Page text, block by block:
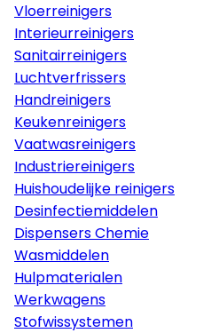
Vloerreinigers
Interieurreinigers
Sanitairreinigers
Luchtverfrissers
Handreinigers
Keukenreinigers
Vaatwasreinigers
Industriereinigers
Huishoudelijke reinigers
Desinfectiemiddelen
Dispensers Chemie
Wasmiddelen
Hulpmaterialen
Werkwagens
Stofwissystemen